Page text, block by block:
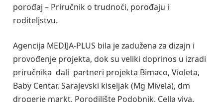
porođaj – Priručnik o trudnoći, porođaju i
roditeljstvu.
Agencija MEDIJA-PLUS bila je zadužena za dizajn i
provođenje projekta, dok su veliki doprinos u izradi
priručnika dali partneri projekta Bimaco, Violeta,
Baby Centar, Sarajevski kiseljak (Mg Mivela), dm
drogerie markt, Porodilište Podobnik, Cella viva.